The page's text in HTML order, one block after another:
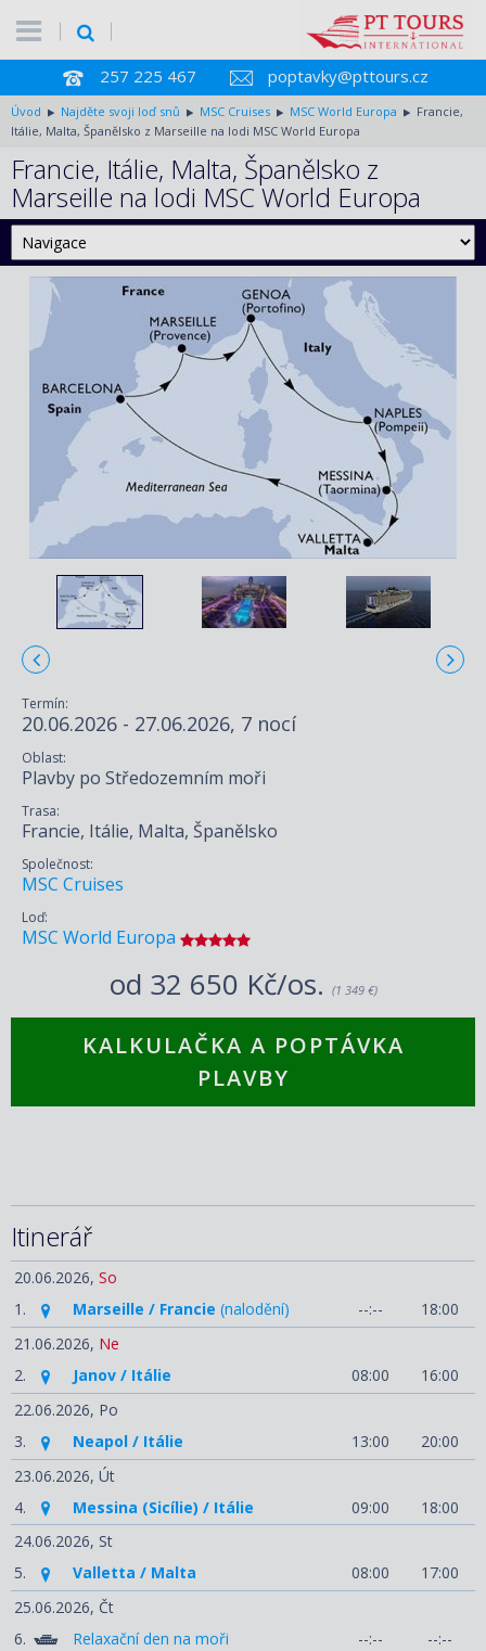
257 225 467 poptavky@pttours.cz
Úvod Najděte svoji loď snů MSC Cruises MSC World Europa
Francie,
Itálie, Malta, Španělsko z Marseille na lodi MSC World Europa
Francie, Itálie, Malta, Španělsko z
Marseille na lodi MSC World Europa
Termín:
20.06.2026 - 27.06.2026, 7 nocí
Oblast:
Plavby po Středozemním moři
Trasa:
Francie, Itálie, Malta, Španělsko
Společnost:
MSC Cruises
Loď:
MSC World Europa
od 32 650 Kč/os. (1 349 €)
KALKULAČKA A POPTÁVKA
PLAVBY
Itinerář
20.06.2026, So
1.
Marseille / Francie (nalodění) --:--
18:00
21.06.2026, Ne
2.
Janov / Itálie 08:00
16:00
22.06.2026, Po
3.
Neapol / Itálie 13:00
20:00
23.06.2026, Út
4.
Messina (Sicílie) / Itálie 09:00
18:00
24.06.2026, St
5.
Valletta / Malta 08:00
17:00
25.06.2026, Čt
6.
Relaxační den na moři --:--
--:--